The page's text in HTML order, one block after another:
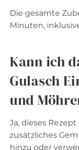
Die gesamte
Minuten,
Kann ich
Gulasch
und
Ja, dieses
zusätzliches
hinzu oder